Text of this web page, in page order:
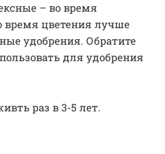
– во время
время цветения лучше
удобрения. Обратите
для удобрения
раз в 3-5 лет.